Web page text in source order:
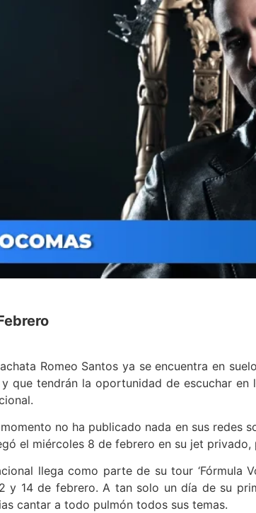
Romeo Santos ya se encuentra en
que tendrán la oportunidad de escuchar en
no ha publicado nada en sus redes
el miércoles 8 de febrero en su jet privado,
llega como parte de su tour ‘Fórmula
y 14 de febrero. A tan solo un día de su
cantar a todo pulmón todos sus temas.